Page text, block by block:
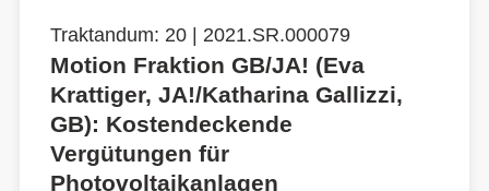
Traktandum: 20 | 2021.SR.000079
Motion Fraktion GB/JA! (Eva
Krattiger, JA!/Katharina Gallizzi,
GB): Kostendeckende
Vergütungen für
Photovoltaikanlagen